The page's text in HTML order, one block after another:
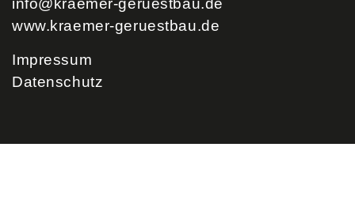
info@kraemer-geruestbau.de
www.kraemer-geruestbau.de
Impressum
Datenschutz